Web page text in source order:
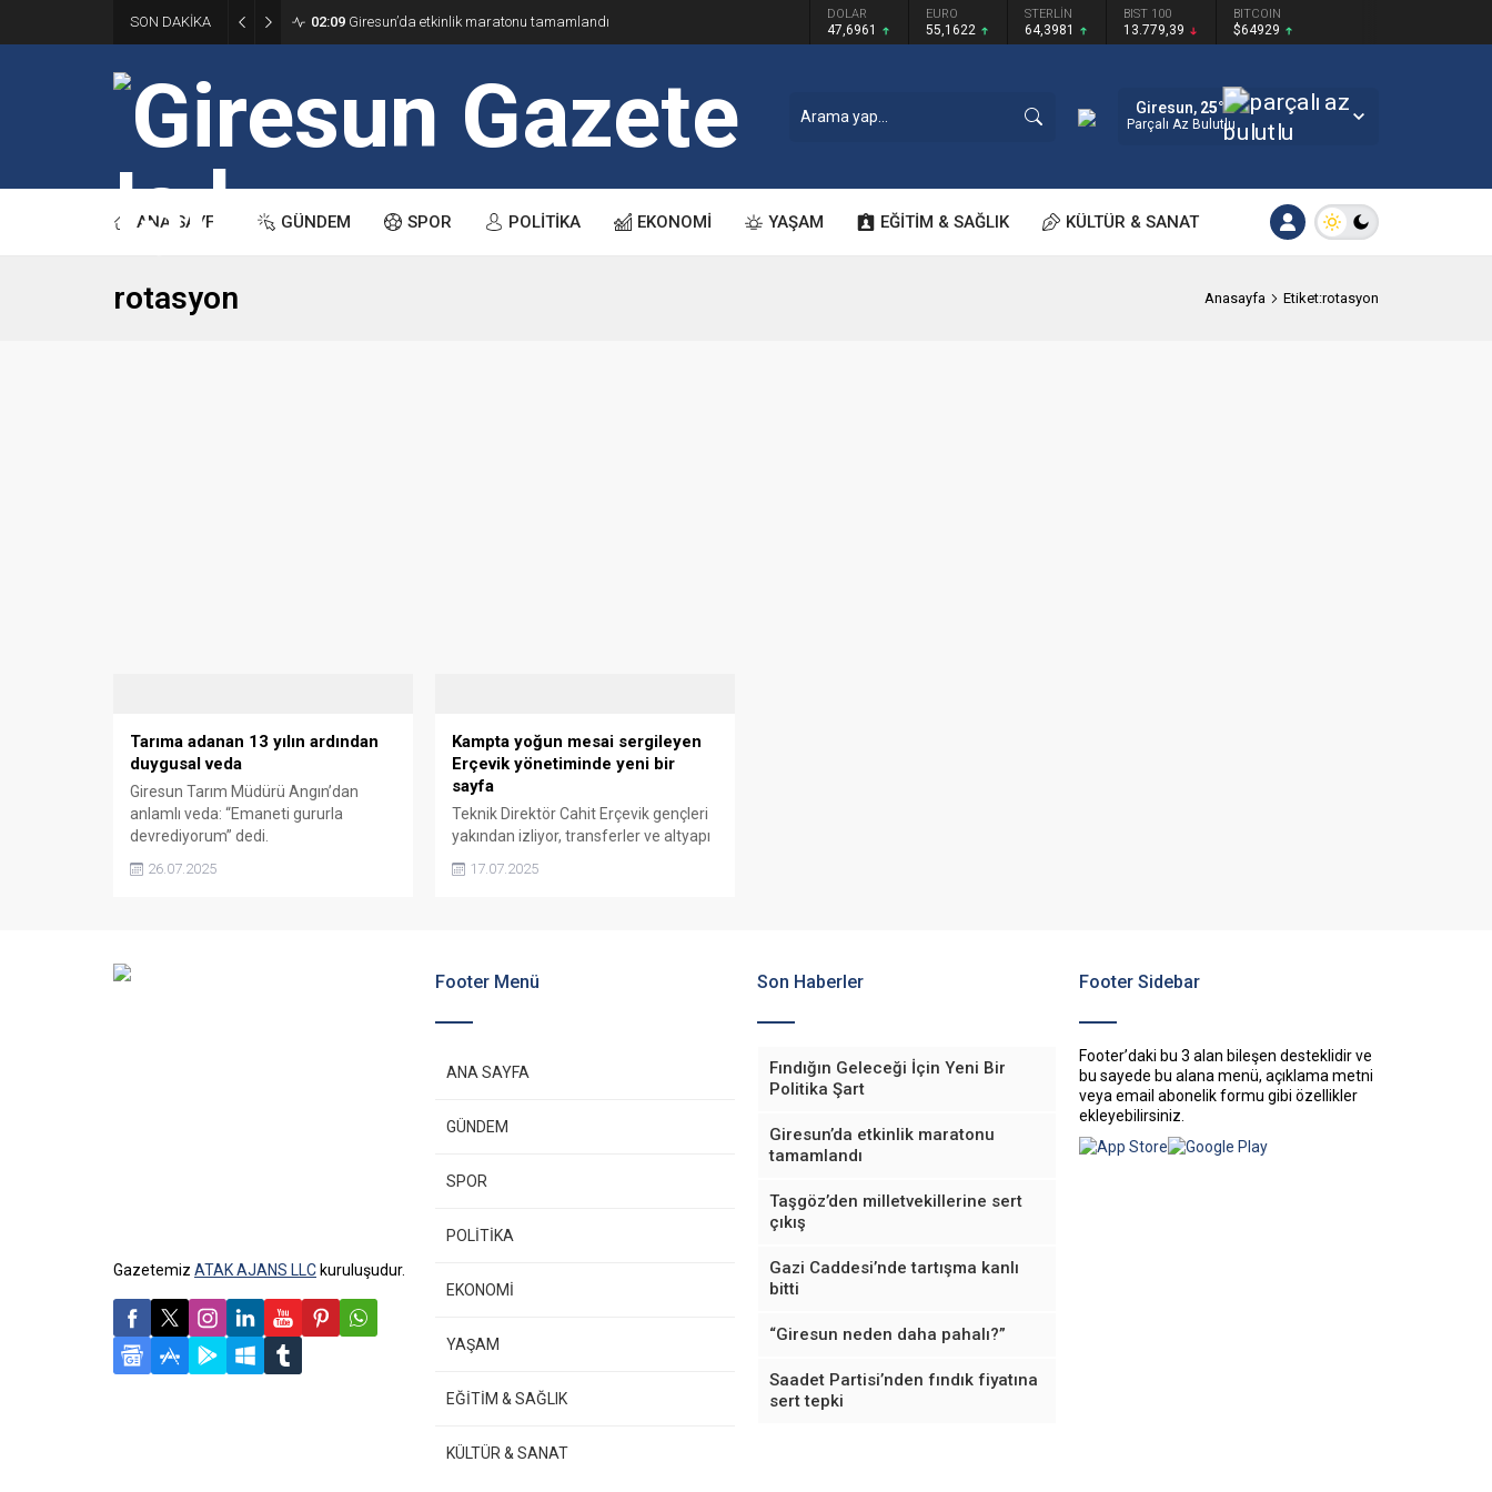
SON DAKİKA 02:09 Giresun’da etkinlik maratonu tamamlandı DOLAR
47,6961
EURO
55,1622
STERLİN
64,3981
BIST 100
13.779,39
BITCOIN
$64929
Giresun, 25°C
Parçalı Az Bulutlu
ANA SAYFA GÜNDEM SPOR POLİTİKA EKONOMİ YAŞAM EĞİTİM & SAĞLIK KÜLTÜR & SANAT
rotasyon Anasayfa Etiket:rotasyon
Tarıma adanan 13 yılın ardından
duygusal veda
Giresun Tarım Müdürü Angın’dan
anlamlı veda: “Emaneti gururla
devrediyorum” dedi.
26.07.2025
Kampta yoğun mesai sergileyen
Erçevik yönetiminde yeni bir
sayfa
Teknik Direktör Cahit Erçevik gençleri
yakından izliyor, transferler ve altyapı
şekillendiriyor
17.07.2025
Gazetemiz ATAK AJANS LLC kuruluşudur.
Footer Menü
ANA SAYFA
GÜNDEM
SPOR
POLİTİKA
EKONOMİ
YAŞAM
EĞİTİM & SAĞLIK
KÜLTÜR & SANAT
Son Haberler
Fındığın Geleceği İçin Yeni Bir
Politika Şart
Giresun’da etkinlik maratonu
tamamlandı
Taşgöz’den milletvekillerine sert
çıkış
Gazi Caddesi’nde tartışma kanlı
bitti
“Giresun neden daha pahalı?”
Saadet Partisi’nden fındık fiyatına
sert tepki
Footer Sidebar
Footer’daki bu 3 alan bileşen desteklidir ve
bu sayede bu alana menü, açıklama metni
veya email abonelik formu gibi özellikler
ekleyebilirsiniz.